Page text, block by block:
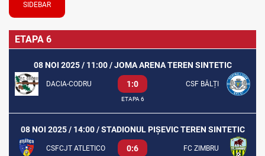
SIDEBAR
ETAPA 6
08 NOI 2025 / 11:00 / JOMA ARENA TEREN SINTETIC
DACIA-CODRU 1:0 CSF BĂLȚI
ETAPA 6
08 NOI 2025 / 14:00 / STADIONUL PIȘEVIC TEREN SINTETIC
CSFCJT ATLETICO 0:6 FC ZIMBRU